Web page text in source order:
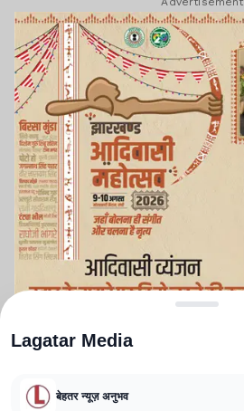
Lagatar Media
बेहतर न्यूज़ अनुभव